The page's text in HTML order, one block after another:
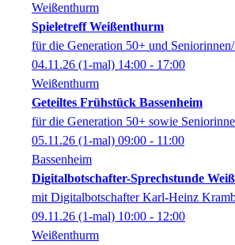
Weißenthurm
Spieletreff Weißenthurm
für die Generation 50+ und
04.11.26 (1-mal) 14:00 - 17:00
Weißenthurm
Geteiltes Frühstück Bassenheim
für die Generation 50+ sowie
05.11.26 (1-mal) 09:00 - 11:00
Bassenheim
Digitalbotschafter-Sprechstunde
mit Digitalbotschafter Karl-Heinz
09.11.26 (1-mal) 10:00 - 12:00
Weißenthurm